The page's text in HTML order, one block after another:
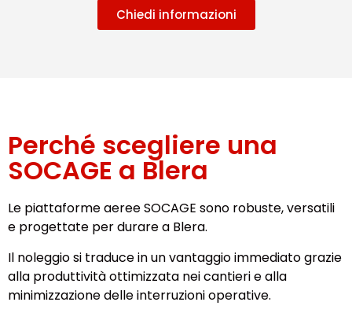
Chiedi informazioni
Perché scegliere una
SOCAGE a Blera
Le piattaforme aeree SOCAGE sono robuste, versatili
e progettate per durare a Blera.
Il noleggio si traduce in un vantaggio immediato grazie
alla produttività ottimizzata nei cantieri e alla
minimizzazione delle interruzioni operative.